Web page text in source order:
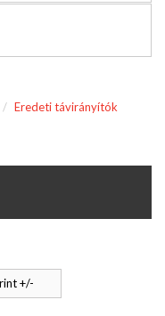
Eredeti távirányítók
+/-